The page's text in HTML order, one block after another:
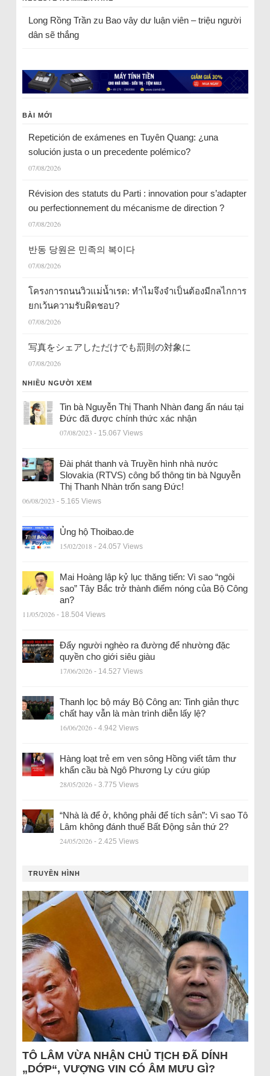
Long Rồng Trầnzu Bao vây dư luận viên – triệu người
dân sẽ thắng
BÀI MỚI
Repetición de exámenes en Tuyên Quang: ¿una
solución justa o un precedente polémico?
07/08/2026
Révision des statuts du Parti : innovation pour s’adapter
ou perfectionnement du mécanisme de direction ?
07/08/2026
반동 당원은 민족의 복이다
07/08/2026
โครงการถนนวิวแม่น้ำเรด: ทำไมจึงจำเป็นต้องมีกลไกการ
ยกเว้นความรับผิดชอบ?
07/08/2026
写真をシェアしただけでも罰則の対象に
07/08/2026
NHIỀU NGƯỜI XEM
Tin bà Nguyễn Thị Thanh Nhàn đang ẩn náu tại
Đức đã được chính thức xác nhận
07/08/2023 - 15.067 Views
Đài phát thanh và Truyền hình nhà nước
Slovakia (RTVS) công bố thông tin bà Nguyễn
Thị Thanh Nhàn trốn sang Đức!
06/08/2023 - 5.165 Views
Ủng hộ Thoibao.de
15/02/2018 - 24.057 Views
Mai Hoàng lập kỷ lục thăng tiến: Vì sao “ngôi
sao” Tây Bắc trở thành điểm nóng của Bộ Công
an?
11/05/2026 - 18.504 Views
Đẩy người nghèo ra đường để nhường đặc
quyền cho giới siêu giàu
17/06/2026 - 14.527 Views
Thanh lọc bộ máy Bộ Công an: Tinh giản thực
chất hay vẫn là màn trình diễn lấy lệ?
16/06/2026 - 4.942 Views
Hàng loạt trẻ em ven sông Hồng viết tâm thư
khẩn cầu bà Ngô Phương Ly cứu giúp
28/05/2026 - 3.775 Views
“Nhà là để ở, không phải để tích sản”: Vì sao Tô
Lâm không đánh thuế Bất Động sản thứ 2?
24/05/2026 - 2.425 Views
TRUYỀN HÌNH
TÔ LÂM VỪA NHẬN CHỦ TỊCH ĐÃ DÍNH
„DỚP“, VƯỢNG VIN CÓ ÂM MƯU GÌ?